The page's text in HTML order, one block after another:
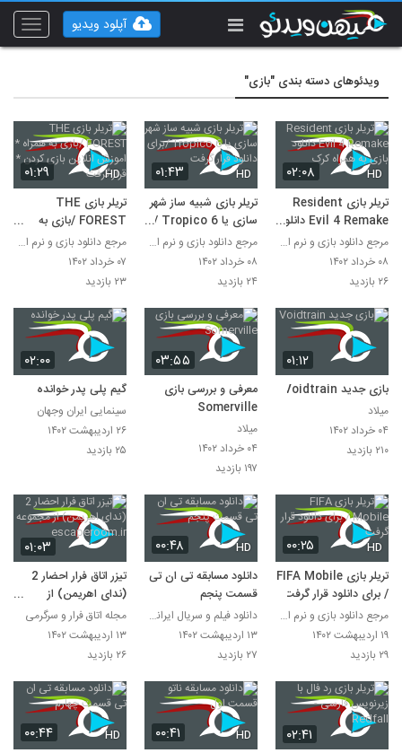
Toggle
آپلود ویدیو
ویدئوهای دسته بندی "بازی"
۰۲:۰۸ HD
تریلر بازی Resident
Evil 4 Remake دانلود
بازی به همراه کرک
مرجع دانلود بازی و نرم افزار
۰۸ خرداد ۱۴۰۲
۲۶ بازدید
۰۱:۴۳ HD
تریلر بازی شبیه ساز شهر
سازی یا Tropico 6 /
برای دانلود قرار گرفت مرجع دانلود بازی و نرم افزار
۰۸ خرداد ۱۴۰۲
۲۴ بازدید
۰۱:۲۹ HD
تریلر بازی THE
FOREST /بازی به
همراه * اموزش انلاین
بازی کردن * قرار گرفت
مرجع دانلود بازی و نرم افزار
۰۷ خرداد ۱۴۰۲
۲۳ بازدید
۰۱:۱۲
بازی جدید Voidtrain
میلاد
۰۴ خرداد ۱۴۰۲
۲۱۰ بازدید
۰۳:۵۵
معرفی و بررسی بازی
Somerville
میلاد
۰۴ خرداد ۱۴۰۲
۱۹۷ بازدید
۰۲:۰۰
گیم پلی پدر خوانده
سینمایی ایران وجهان
۲۶ اردیبهشت ۱۴۰۲
۲۵ بازدید
۰۰:۲۵ HD
تریلر بازی FIFA Mobile
/ برای دانلود قرار گرفت
مرجع دانلود بازی و نرم افزار
۱۹ اردیبهشت ۱۴۰۲
۲۹ بازدید
۰۰:۴۸ HD
دانلود مسابقه تی ان تی
قسمت پنجم
دانلود فیلم و سریال ایرانی بصورت قانونی
۱۳ اردیبهشت ۱۴۰۲
۲۷ بازدید
۰۱:۰۳
تیزر اتاق فرار احضار 2
(ندای اهریمن) از
مجموعه
escaperoom.ir
مجله اتاق فرار و سرگرمی
۱۳ اردیبهشت ۱۴۰۲
۲۶ بازدید
۰۲:۴۱ ۰۰:۴۱ HD ۰۰:۴۴ HD